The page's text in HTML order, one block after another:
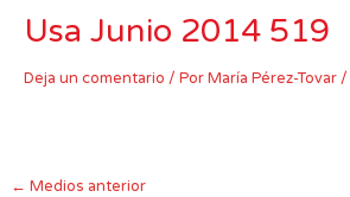
Usa Junio 2014 519
Deja un comentario / PorMaría Pérez-Tovar /
← Medios anterior